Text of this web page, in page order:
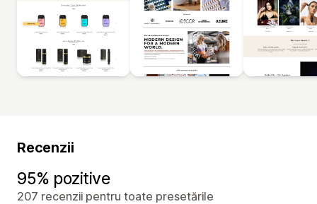
Recenzii
95% pozitive
207 recenzii pentru toate presetările